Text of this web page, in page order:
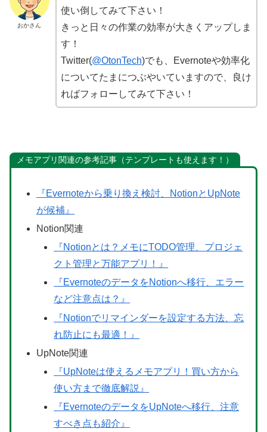
おかさん
使い倒してみて下さい！
きっと日々の作業の効率が大きくアップしま
す！
Twitter(@OtonTech)でも、Evernoteや効率化
についてたまにつぶやいていますので、良け
ればフォローしてみて下さい！
メモアプリ関連の参考記事（テンプレートも使えます！）
『Evernoteから乗り換え検討、NotionとUpNote
が候補』
Notion関連
『Notionとは？メモにTODO管理、プロジェ
クト管理と万能アプリ！』
『EvernoteのデータをNotionへ移行、エラー
など注意点は？』
『Notionでリマインダーを設定する方法、忘
れ防止にも最適！』
UpNote関連
『UpNoteは使えるメモアプリ！買い方から
使い方まで徹底解説』
『EvernoteのデータをUpNoteへ移行、注意
すべき点も紹介』